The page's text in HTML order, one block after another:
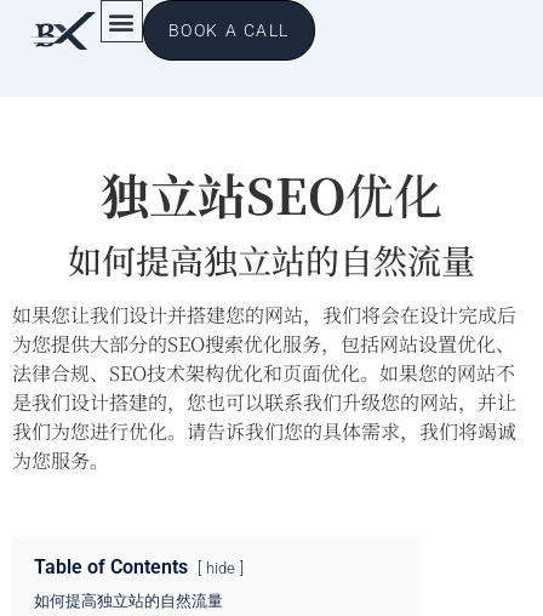
BOOK A CALL
独立站SEO优化
如何提高独立站的自然流量
如果您让我们设计并搭建您的网站，我们将会在设计完成后
为您提供大部分的SEO搜索优化服务，包括网站设置优化、
法律合规、SEO技术架构优化和页面优化。如果您的网站不
是我们设计搭建的，您也可以联系我们升级您的网站，并让
我们为您进行优化。请告诉我们您的具体需求，我们将竭诚
为您服务。
Table of Contents
hide
如何提高独立站的自然流量